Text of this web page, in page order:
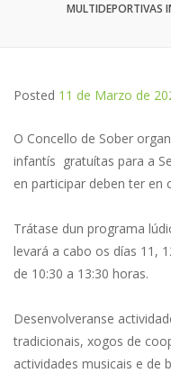
MULTIDEPORTIVAS
Posted 11 de Marzo de
O Concello de Sober
infantís gratuítas para a
en participar deben ter en
Trátase dun programa
levará a cabo os días 11,
de 10:30 a 13:30 horas.
Desenvolveranse
tradicionais, xogos de
actividades musicais e de